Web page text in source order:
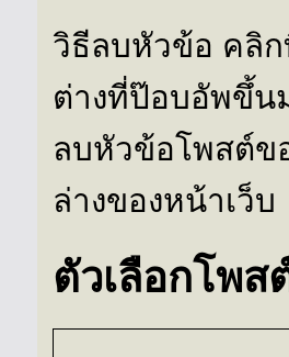
วิธีลบหัวข้อ คลิ
ต่างที่ป๊อบอัพขึ้น
ลบหัวข้อโพสต์ข
ล่างของหน้าเว็บ
ตัวเลือกโพส